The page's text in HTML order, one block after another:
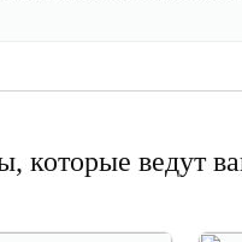
которые ведут